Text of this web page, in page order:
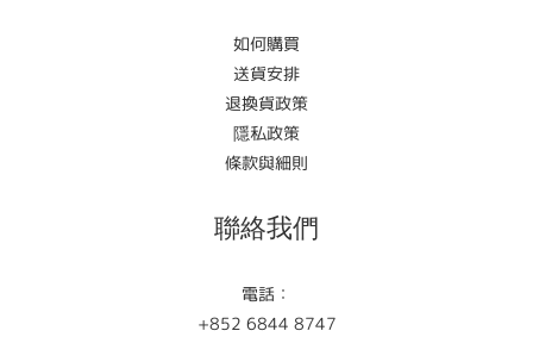
如何購買
送貨安排
退換貨政策
隱私政策
條款與細則
聯絡我們
電話：
+852 6844 8747